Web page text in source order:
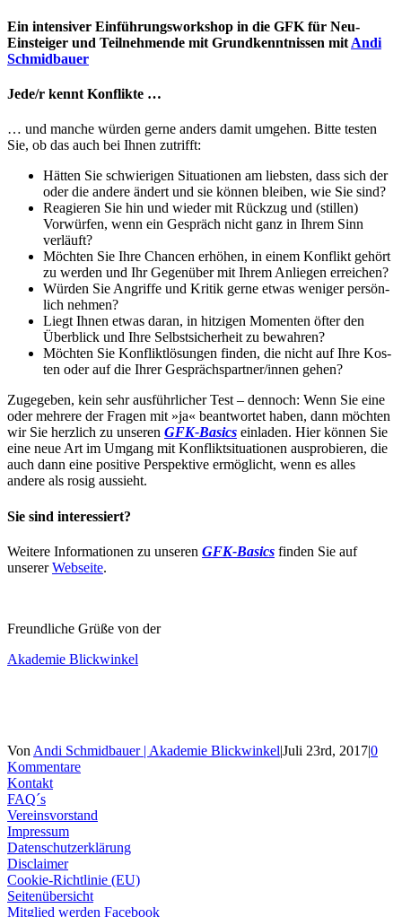
Ein intensiver Einführungsworkshop in die GFK für Neu-
Einsteiger und Teilnehmende mit Grundkenntnissen mit Andi
Schmidbauer
Jede/r kennt Konflikte …
… und manche würden gerne anders damit umgehen. Bitte tes­ten
Sie, ob das auch bei Ihnen zutrifft:
Hätten Sie schwierigen Situatio­nen am liebsten, dass sich der
oder die andere ändert und sie können bleiben, wie Sie sind?
Reagieren Sie hin und wieder mit Rückzug und (stillen)
Vorwür­fen, wenn ein Gespräch nicht ganz in Ihrem Sinn
verläuft?
Möchten Sie Ihre Chancen erhöhen, in einem Konflikt gehört
zu werden und Ihr Gegenüber mit Ihrem Anliegen erreichen?
Würden Sie Angriffe und Kritik gerne etwas weniger persön­
lich nehmen?
Liegt Ihnen etwas daran, in hitzigen Momenten öfter den
Überblick und Ihre Selbstsicherheit zu bewahren?
Möchten Sie Konfliktlösungen finden, die nicht auf Ihre Kos­
ten oder auf die Ihrer Gesprächspartner/innen gehen?
Zugegeben, kein sehr ausführlicher Test – dennoch: Wenn Sie eine
oder mehrere der Fragen mit »ja« beantwortet haben, dann möchten
wir Sie herzlich zu unseren GFK-Basics einladen. Hier können Sie
eine neue Art im Umgang mit Konfliktsituationen ausprobieren, die
auch dann eine positive Perspektive ermöglicht, wenn es alles
andere als rosig aussieht.
Sie sind interessiert?
Weitere Informationen zu unseren GFK-Basics finden Sie auf
unsererWebseite.
Freundliche Grüße von der
Akademie Blickwinkel
Von Andi Schmidbauer | Akademie Blickwinkel|Juli 23rd, 2017|0
Kommentare
Kontakt
FAQ´s
Vereinsvorstand
Impressum
Datenschutzerklärung
Disclaimer
Cookie-Richtlinie (EU)
Seitenübersicht
Mitglied werden Facebook